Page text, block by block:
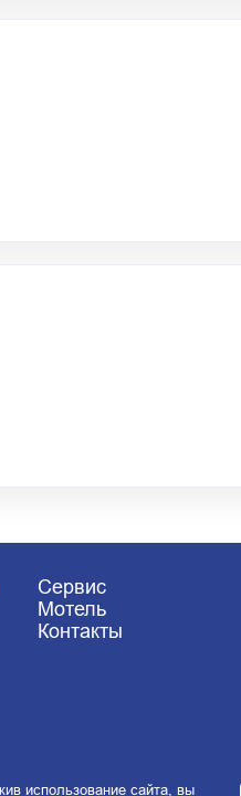
Сервис
Мотель
Контакты
использование сайта, вы